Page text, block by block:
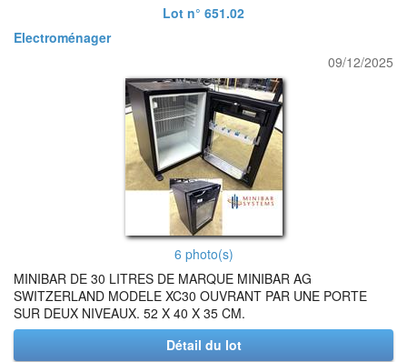
Lot n° 651.02
Electroménager
09/12/2025
6 photo(s)
MINIBAR DE 30 LITRES DE MARQUE MINIBAR AG
SWITZERLAND MODELE XC30 OUVRANT PAR UNE PORTE
SUR DEUX NIVEAUX. 52 X 40 X 35 CM.
Détail du lot